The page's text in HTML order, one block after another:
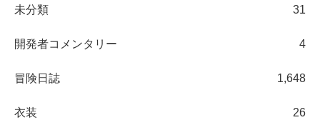
未分類 31
開発者コメンタリー 4
冒険日誌 1,648
衣装 26